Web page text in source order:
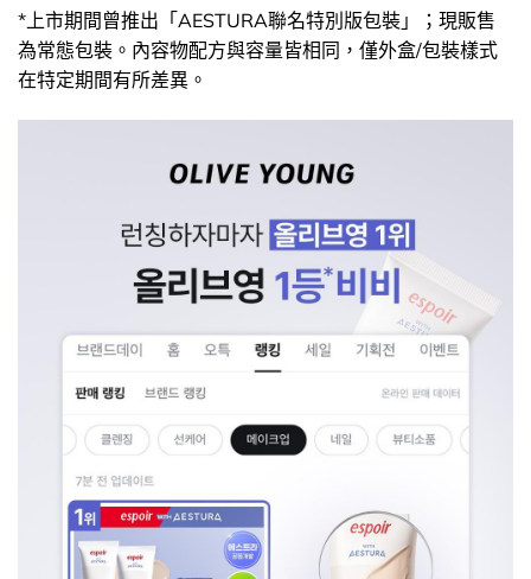
*上市期間曾推出「AESTURA聯名特別版包裝」；現販售
為常態包裝。內容物配方與容量皆相同，僅外盒/包裝樣式
在特定期間有所差異。